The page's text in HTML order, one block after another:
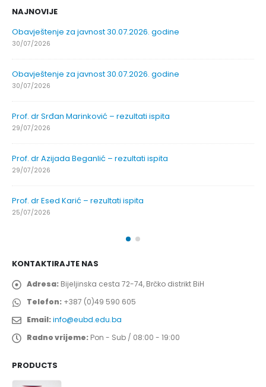
NAJNOVIJE
Obavještenje za javnost 30.07.2026. godine
30/07/2026
Obavještenje za javnost 30.07.2026. godine
30/07/2026
Prof. dr Srđan Marinković – rezultati ispita
29/07/2026
Prof. dr Azijada Beganlić – rezultati ispita
29/07/2026
Prof. dr Esed Karić – rezultati ispita
25/07/2026
KONTAKTIRAJTE NAS
Adresa: Bijeljinska cesta 72-74, Brčko distrikt BiH
Telefon: +387 (0)49 590 605
Email:info@eubd.edu.ba
Radno vrijeme: Pon - Sub / 08:00 - 19:00
PRODUCTS